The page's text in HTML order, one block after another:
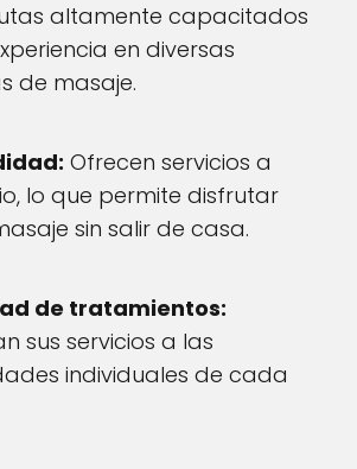
altamente capacitados
en diversas
de masaje.
Ofrecen servicios a
lo que permite disfrutar
sin salir de casa.
de tratamientos:
sus servicios a las
individuales de cada